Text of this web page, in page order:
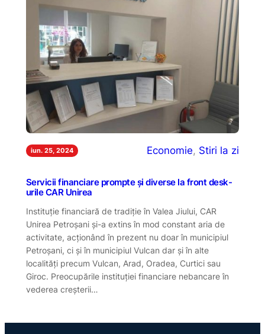
iun. 25, 2024 Economie, Stiri la zi
Servicii financiare prompte și diverse la front desk-
urile CAR Unirea
Instituție financiară de tradiție în Valea Jiului, CAR
Unirea Petroșani și-a extins în mod constant aria de
activitate, acționând în prezent nu doar în municipiul
Petroșani, ci și în municipiul Vulcan dar și în alte
localități precum Vulcan, Arad, Oradea, Curtici sau
Giroc. Preocupările instituției financiare nebancare în
vederea creșterii…